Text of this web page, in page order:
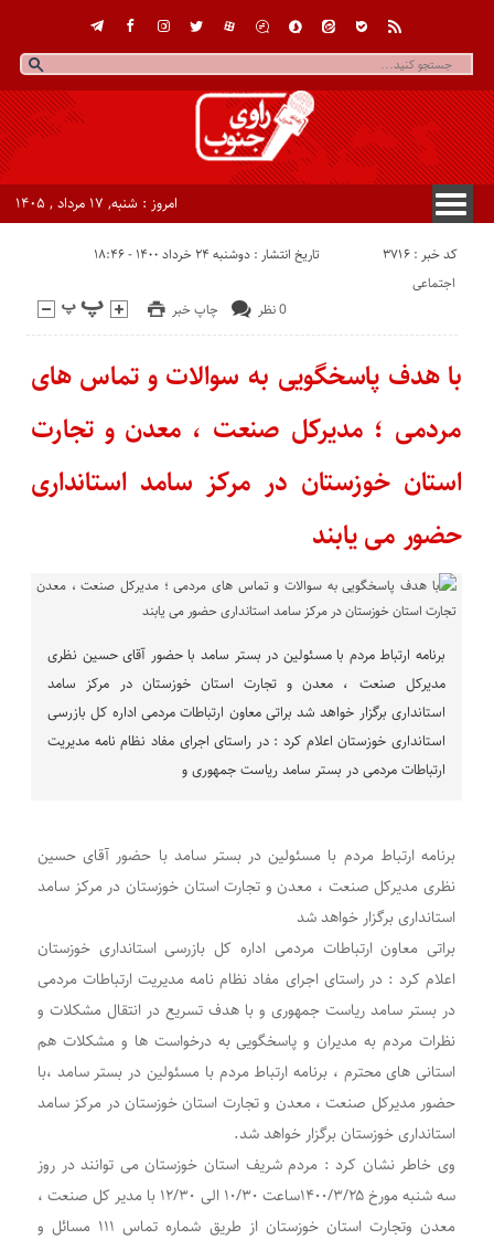
امروز : شنبه, ۱۷ مرداد , ۱۴۰۵
کد خبر : 3716 تاریخ انتشار : دوشنبه ۲۴ خرداد ۱۴۰۰ - ۱۸:۴۶
چاپ خبر 0 نظر
اجتماعی
با هدف پاسخگویی به سوالات و تماس های
مردمی ؛ مدیرکل صنعت ، معدن و تجارت
استان خوزستان در مرکز سامد استانداری
حضور می یابند
برنامه ارتباط مردم با مسئولین در بستر سامد با حضور آقای حسین نظری
مدیرکل صنعت ، معدن و تجارت استان خوزستان در مرکز سامد
استانداری برگزار خواهد شد براتی معاون ارتباطات مردمی اداره کل بازرسی
استانداری خوزستان اعلام کرد : در راستای اجرای مفاد نظام نامه مدیریت
ارتباطات مردمی در بستر سامد ریاست جمهوری و
برنامه ارتباط مردم با مسئولین در بستر سامد با حضور آقای حسین
نظری مدیرکل صنعت ، معدن و تجارت استان خوزستان در مرکز سامد
استانداری برگزار خواهد شد
براتی معاون ارتباطات مردمی اداره کل بازرسی استانداری خوزستان
اعلام کرد : در راستای اجرای مفاد نظام نامه مدیریت ارتباطات مردمی
در بستر سامد ریاست جمهوری و با هدف تسریع در انتقال مشکلات و
نظرات مردم به مدیران و پاسخگویی به درخواست ها و مشکلات هم
استانی های محترم ، برنامه ارتباط مردم با مسئولین در بستر سامد ،با
حضور مدیرکل صنعت ، معدن و تجارت استان خوزستان در مرکز سامد
استانداری خوزستان برگزار خواهد شد.
وی خاطر نشان کرد : مردم شریف استان خوزستان می توانند در روز
سه شنبه مورخ ۱۴۰۰/۳/۲۵ساعت ۱۰/۳۰ الی ۱۲/۳۰ با مدیر کل صنعت ،
معدن وتجارت استان خوزستان از طریق شماره تماس ۱۱۱ مسائل و